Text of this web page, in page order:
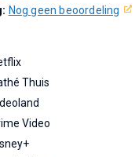
Nog geen beoordeling
Thuis
Video